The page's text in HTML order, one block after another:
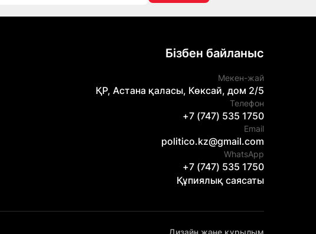
Бізбен байланыс
Мекен-жай
ҚР, Астана қаласы, Көксай, дом 2/5
Телефон
+7 (747) 535 1750
Email
politico.kz@gmail.com
WhatsApp
+7 (747) 535 1750
Құпиялық саясаты